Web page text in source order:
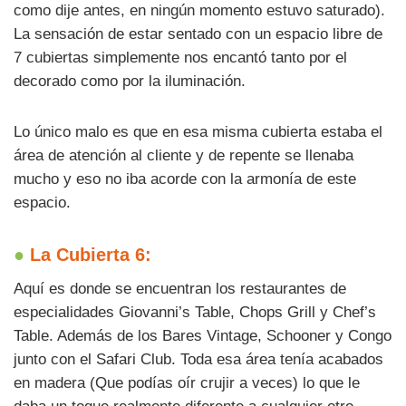
como dije antes, en ningún momento estuvo saturado).
La sensación de estar sentado con un espacio libre de
7 cubiertas simplemente nos encantó tanto por el
decorado como por la iluminación.
Lo único malo es que en esa misma cubierta estaba el
área de atención al cliente y de repente se llenaba
mucho y eso no iba acorde con la armonía de este
espacio.
● La Cubierta 6:
Aquí es donde se encuentran los restaurantes de
especialidades Giovanni’s Table, Chops Grill y Chef’s
Table. Además de los Bares Vintage, Schooner y Congo
junto con el Safari Club. Toda esa área tenía acabados
en madera (Que podías oír crujir a veces) lo que le